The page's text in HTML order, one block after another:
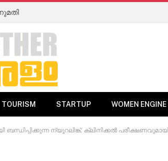
TOURISM STARTUP WOMEN ENGINE
ബന്ധിപ്പിക്കുന്ന ന്യൂറലിങ്ക്; ക്ലിനിക്കൽ